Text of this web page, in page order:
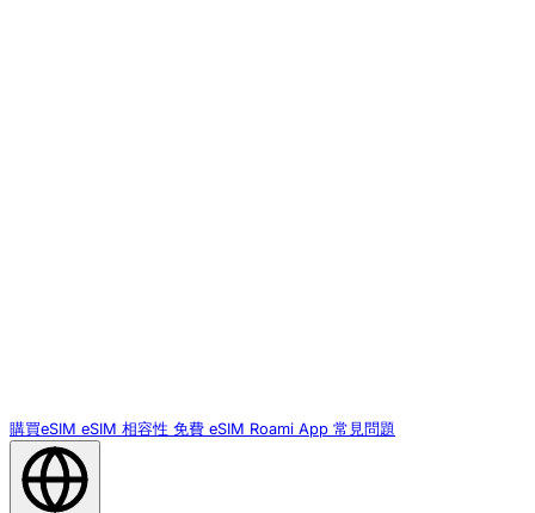
購買eSIM eSIM 相容性 免費 eSIM Roami App 常見問題